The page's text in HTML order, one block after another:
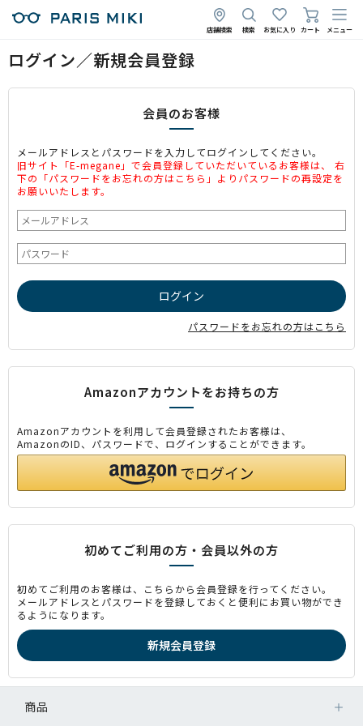
店舗検索 検索 お気に入り カート メニュー
ログイン／新規会員登録
会員のお客様
メールアドレスとパスワードを入力してログインしてください。
旧サイト「E-megane」で会員登録していただいているお客様は、 右
下の「パスワードをお忘れの方はこちら」よりパスワードの再設定を
お願いいたします。
パスワードをお忘れの方はこちら
Amazonアカウントをお持ちの方
Amazonアカウントを利用して会員登録されたお客様は、
AmazonのID、パスワードで、ログインすることができます。
初めてご利用の方・会員以外の方
初めてご利用のお客様は、こちらから会員登録を行ってください。
メールアドレスとパスワードを登録しておくと便利にお買い物ができ
るようになります。
商品